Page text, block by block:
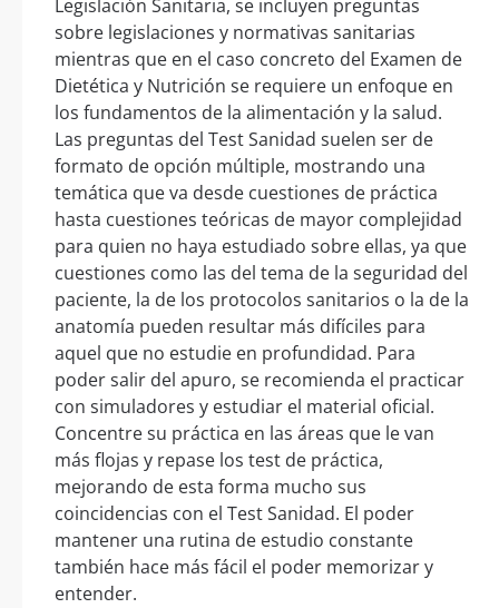
Legislación Sanitaria, se incluyen preguntas
sobre legislaciones y normativas sanitarias
mientras que en el caso concreto del Examen de
Dietética y Nutrición se requiere un enfoque en
los fundamentos de la alimentación y la salud.
Las preguntas del Test Sanidad suelen ser de
formato de opción múltiple, mostrando una
temática que va desde cuestiones de práctica
hasta cuestiones teóricas de mayor complejidad
para quien no haya estudiado sobre ellas, ya que
cuestiones como las del tema de la seguridad del
paciente, la de los protocolos sanitarios o la de la
anatomía pueden resultar más difíciles para
aquel que no estudie en profundidad. Para
poder salir del apuro, se recomienda el practicar
con simuladores y estudiar el material oficial.
Concentre su práctica en las áreas que le van
más flojas y repase los test de práctica,
mejorando de esta forma mucho sus
coincidencias con el Test Sanidad. El poder
mantener una rutina de estudio constante
también hace más fácil el poder memorizar y
entender.